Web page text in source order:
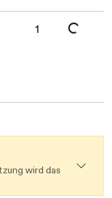
1
Bitte warten...
wird das